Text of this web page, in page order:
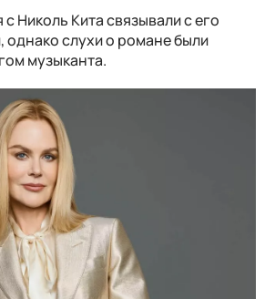
Николь Кита связывали с его
однако слухи о романе были
музыканта.